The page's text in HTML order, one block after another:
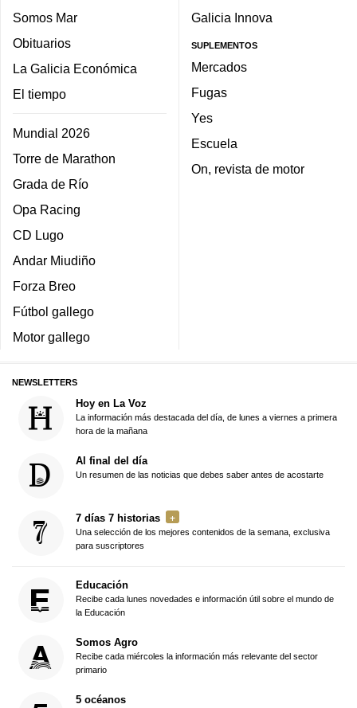
Somos Mar
Obituarios
La Galicia Económica
El tiempo
Mundial 2026
Torre de Marathon
Grada de Río
Opa Racing
CD Lugo
Andar Miudiño
Forza Breo
Fútbol gallego
Motor gallego
Galicia Innova
SUPLEMENTOS
Mercados
Fugas
Yes
Escuela
On, revista de motor
NEWSLETTERS
Hoy en La Voz
La información más destacada del día, de lunes a viernes a primera
hora de la mañana
Al final del día
Un resumen de las noticias que debes saber antes de acostarte
7 días 7 historias
Una selección de los mejores contenidos de la semana, exclusiva
para suscriptores
Educación
Recibe cada lunes novedades e información útil sobre el mundo de
la Educación
Somos Agro
Recibe cada miércoles la información más relevante del sector
primario
5 océanos